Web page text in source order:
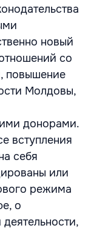
новый
со
повышение
Молдовы,
донорами.
вступления
себя
или
режима
о